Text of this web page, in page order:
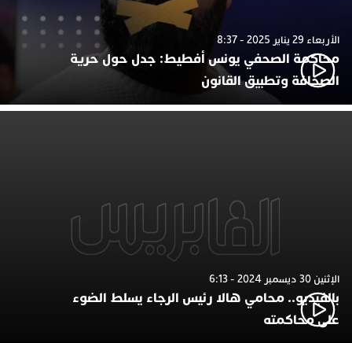
الأربعاء 29 يناير 2025 - 8:37
محاكمة الصحفي يونس أفطيط: جدل حول حرية
الصحافة وتطبيق القانون
الإثنين 30 ديسمبر 2024 - 6:13
بالفيديو.. محامي هالا رئيس الرجاء يسلط الضوء
على محاكمته